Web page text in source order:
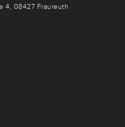
4, 08427 Fraureuth